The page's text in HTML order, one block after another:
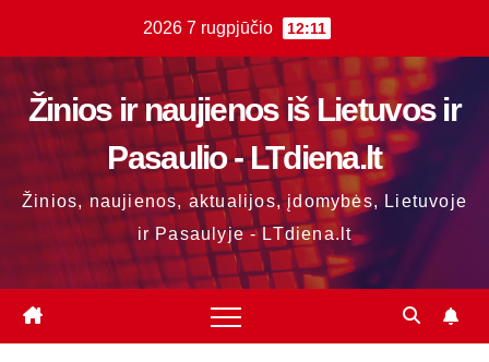
content
2026 7 rugpjūčio 12:11
Žinios ir naujienos iš Lietuvos ir
Pasaulio - LTdiena.lt
Žinios, naujienos, aktualijos, įdomybės, Lietuvoje
ir Pasaulyje - LTdiena.lt